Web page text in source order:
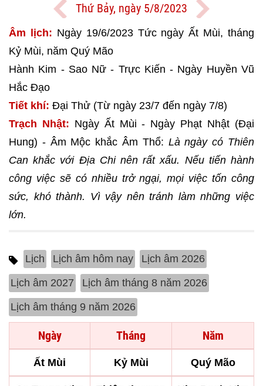
Thứ Bảy, ngày 5/8/2023
Âm lịch: Ngày 19/6/2023 Tức ngày Ất Mùi, tháng
Kỷ Mùi, năm Quý Mão
Hành Kim - Sao Nữ - Trực Kiến - Ngày Huyền Vũ
Hắc Đạo
Tiết khí: Đại Thử (Từ ngày 23/7 đến ngày 7/8)
Trạch Nhật: Ngày Ất Mùi - Ngày Phạt Nhật (Đại
Hung) - Âm Mộc khắc Âm Thổ: Là ngày có Thiên
Can khắc với Địa Chi nên rất xấu. Nếu tiến hành
công việc sẽ có nhiều trở ngại, mọi việc tốn công
sức, khó thành. Vì vậy nên tránh làm những việc
lớn.
Lịch Lịch âm hôm nay Lịch âm 2026
Lịch âm 2027 Lịch âm tháng 8 năm 2026
Lịch âm tháng 9 năm 2026
Ngày Tháng Năm
Ất Mùi Kỷ Mùi Quý Mão